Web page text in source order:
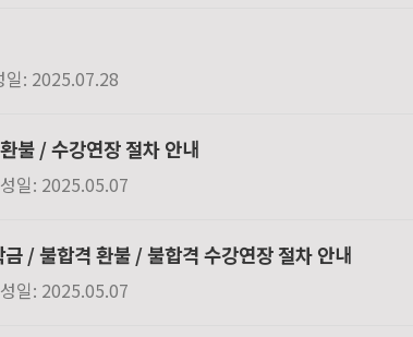
일: 2025.07.28
불 / 수강연장 절차 안내
일: 2025.05.07
/ 불합격 환불 / 불합격 수강연장 절차 안내
일: 2025.05.07